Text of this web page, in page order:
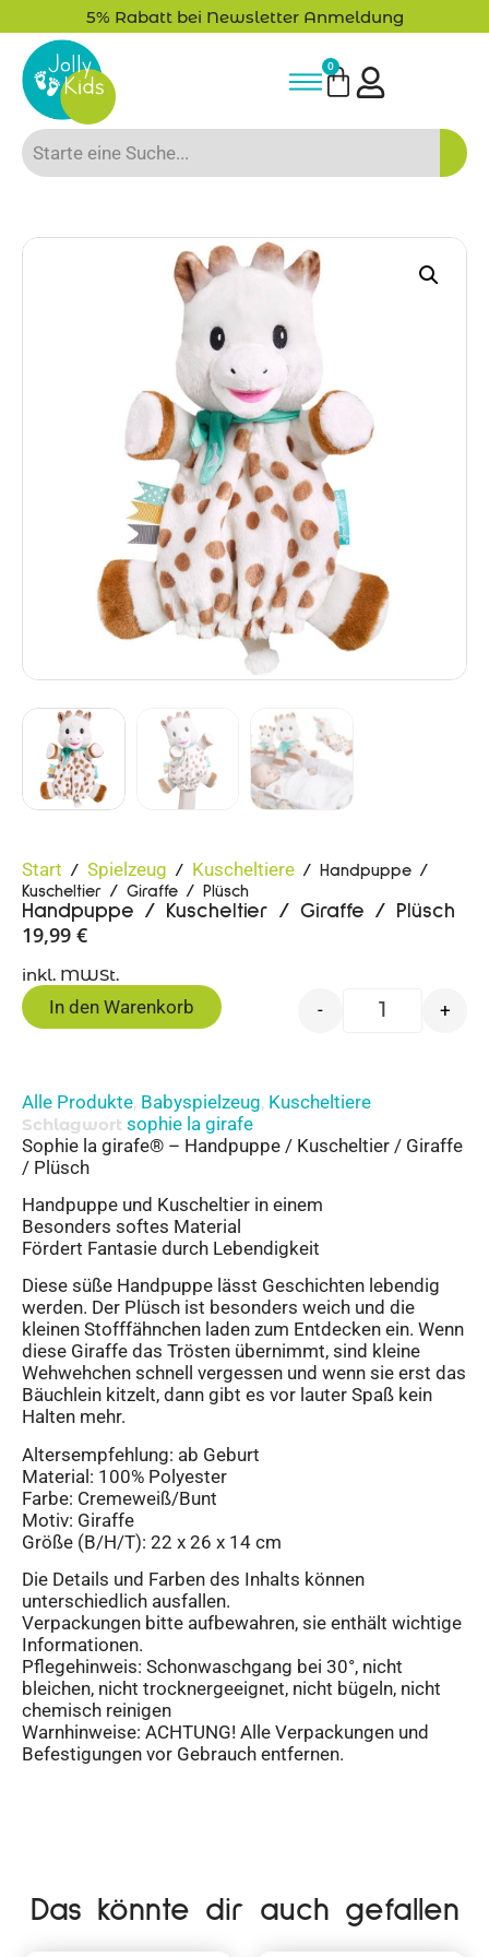
Bis zu 20% auf deine erste Bestellung sparen!
0
Start / Spielzeug / Kuscheltiere / Handpuppe /
Kuscheltier / Giraffe / Plüsch
Handpuppe / Kuscheltier / Giraffe / Plüsch
19,99 €
inkl. MWSt.
- +
In den Warenkorb
Alle Produkte, Babyspielzeug, Kuscheltiere
Schlagwort sophie la girafe
Sophie la girafe® – Handpuppe / Kuscheltier / Giraffe
/ Plüsch
Handpuppe und Kuscheltier in einem
Besonders softes Material
Fördert Fantasie durch Lebendigkeit
Diese süße Handpuppe lässt Geschichten lebendig
werden. Der Plüsch ist besonders weich und die
kleinen Stofffähnchen laden zum Entdecken ein. Wenn
diese Giraffe das Trösten übernimmt, sind kleine
Wehwehchen schnell vergessen und wenn sie erst das
Bäuchlein kitzelt, dann gibt es vor lauter Spaß kein
Halten mehr.
Altersempfehlung: ab Geburt
Material: 100% Polyester
Farbe: Cremeweiß/Bunt
Motiv: Giraffe
Größe (B/H/T): 22 x 26 x 14 cm
Die Details und Farben des Inhalts können
unterschiedlich ausfallen.
Verpackungen bitte aufbewahren, sie enthält wichtige
Informationen.
Pflegehinweis: Schonwaschgang bei 30°, nicht
bleichen, nicht trocknergeeignet, nicht bügeln, nicht
chemisch reinigen
Warnhinweise: ACHTUNG! Alle Verpackungen und
Befestigungen vor Gebrauch entfernen.
Das könnte dir auch gefallen